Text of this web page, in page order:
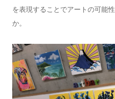
を表現することでアートの可能
か。